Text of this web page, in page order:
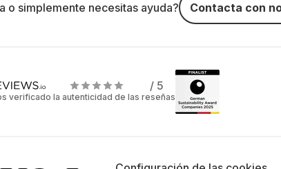
o simplemente necesitas ayuda? Contacta con
/ 5
verificado la autenticidad de las reseñas